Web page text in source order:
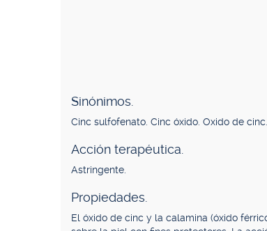
Sinónimos.
Cinc sulfofenato. Cinc óxido. Oxido de cinc.
Acción terapéutica.
Astringente.
Propiedades.
El óxido de cinc y la calamina (óxido